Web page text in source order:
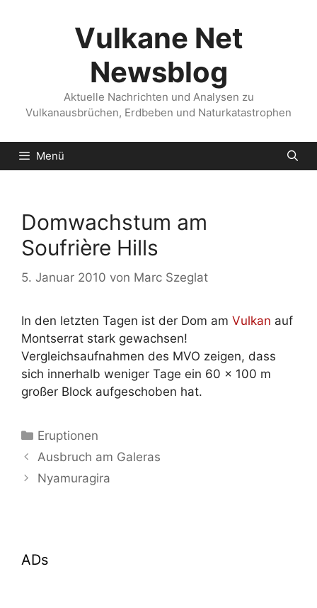
Vulkane Net
Newsblog
Aktuelle Nachrichten und Analysen zu
Vulkanausbrüchen, Erdbeben und Naturkatastrophen
Menü
Domwachstum am
Soufrière Hills
5. Januar 2010 von Marc Szeglat
In den letzten Tagen ist der Dom am Vulkan auf
Montserrat stark gewachsen!
Vergleichsaufnahmen des MVO zeigen, dass
sich innerhalb weniger Tage ein 60 x 100 m
großer Block aufgeschoben hat.
Kategorien
Eruptionen
Ausbruch am Galeras
Nyamuragira
ADs